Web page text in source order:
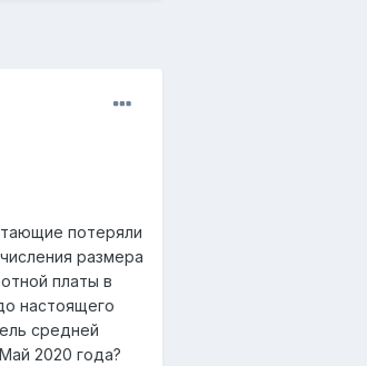
потеряли
размера
платы в
настоящего
средней
2020 года?